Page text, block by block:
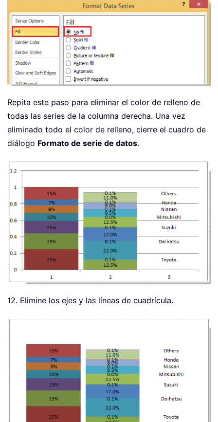
Repita este paso para eliminar el color de relleno de
todas las series de la columna derecha. Una vez
eliminado todo el color de relleno, cierre el cuadro de
diálogo Formato de serie de datos.
12. Elimine los ejes y las líneas de cuadrícula.